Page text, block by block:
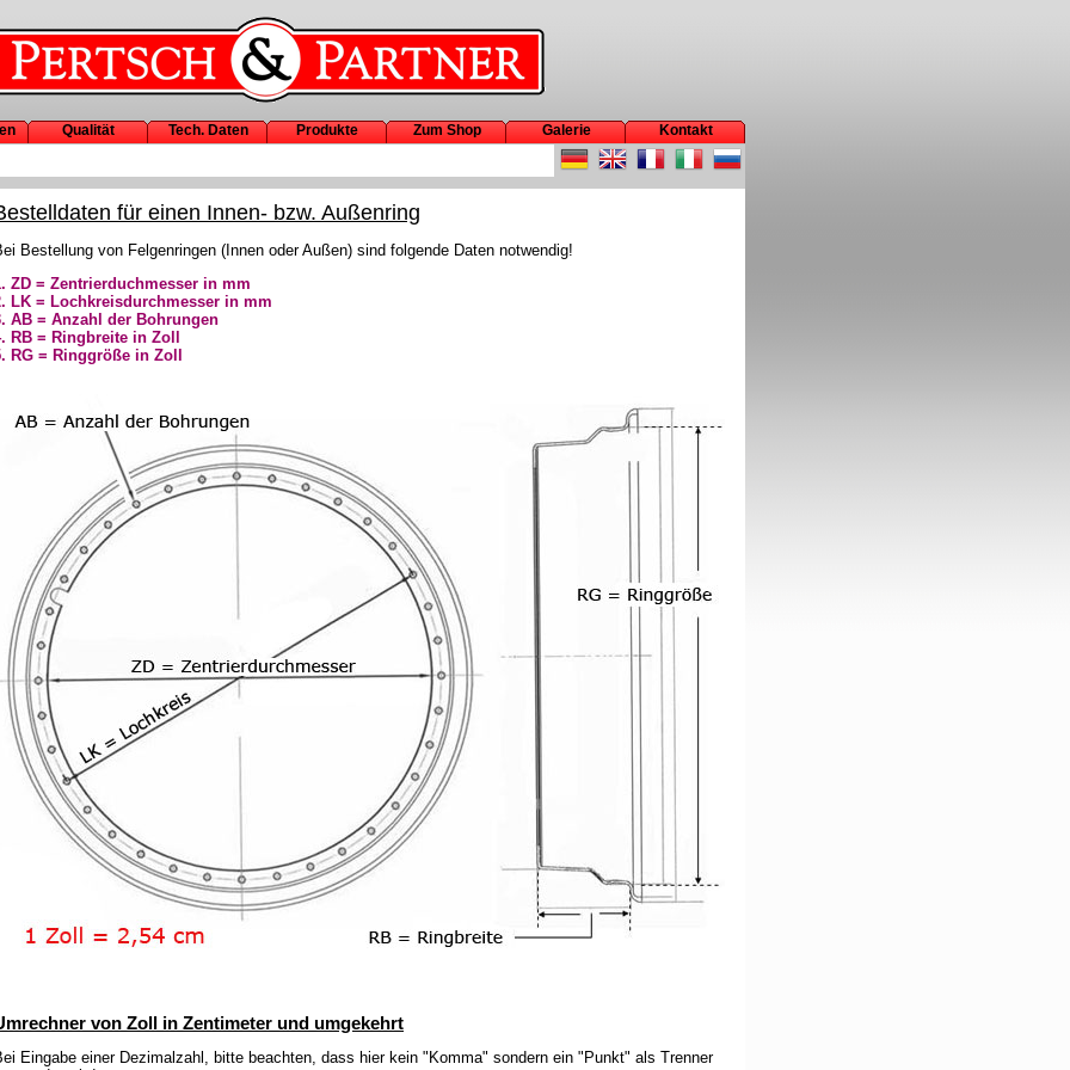
Qualität Tech. Daten Produkte Zum Shop Galerie Kontakt
für einen Innen- bzw. Außenring
Bestellung von Felgenringen (Innen oder Außen) sind folgende Daten notwendig!
ZD = Zentrierduchmesser in mm
LK = Lochkreisdurchmesser in mm
AB = Anzahl der Bohrungen
RB = Ringbreite in Zoll
RG = Ringgröße in Zoll
von Zoll in Zentimeter und umgekehrt
Eingabe einer Dezimalzahl, bitte beachten, dass hier kein "Komma" sondern ein "Punkt" als Trenner